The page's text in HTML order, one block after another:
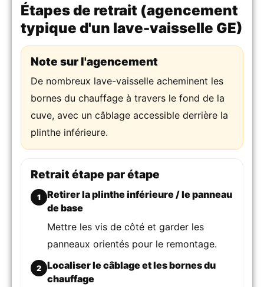
Étapes de retrait (agencement
typique d'un lave-vaisselle GE)
Note sur l'agencement
De nombreux lave-vaisselle acheminent les
bornes du chauffage à travers le fond de la
cuve, avec un câblage accessible derrière la
plinthe inférieure.
Retrait étape par étape
1
Retirer la plinthe inférieure / le panneau
de base
Mettre les vis de côté et garder les
panneaux orientés pour le remontage.
2
Localiser le câblage et les bornes du
chauffage